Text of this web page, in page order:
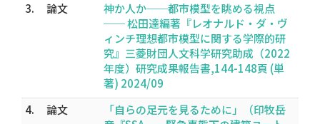
3.
論文
神か人か──都市模型を眺める視点
── 松田達編著『レオナルド・ダ・ヴ
ィンチ理想都市模型に関する学際的研
究』三菱財団人文科学研究助成（2022
年度）研究成果報告書,144-148頁 (単
著) 2024/09
4.
論文
「自らの足元を見るために」（印牧岳